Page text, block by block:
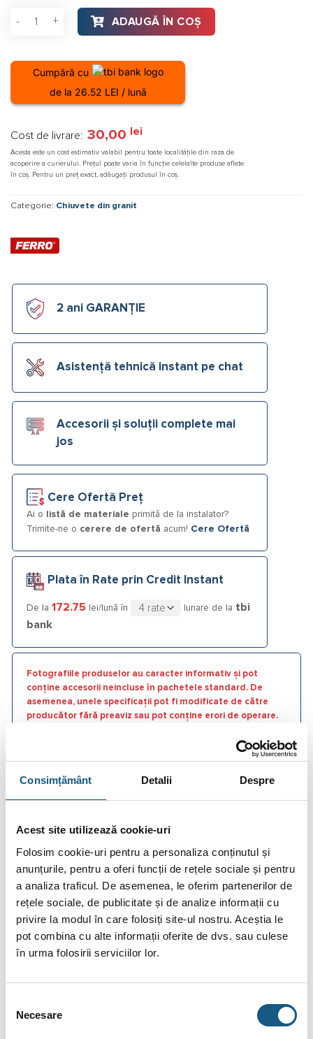
Consimțământ Detalii Despre
Acest site utilizează cookie-uri
Folosim cookie-uri pentru a personaliza conținutul și
anunțurile, pentru a oferi funcții de rețele sociale și pentru
a analiza traficul. De asemenea, le oferim partenerilor de
rețele sociale, de publicitate și de analize informații cu
privire la modul în care folosiți site-ul nostru. Aceștia le
pot combina cu alte informații oferite de dvs. sau culese
în urma folosirii serviciilor lor.
consimțământului
Necesare
Cantitate Chiuveta Ferro cu o cuva 58x48 cm, grafit
ADAUGĂ ÎN COȘ
Cumpără cu
de la 26.52 LEI / lună
Cost de livrare: 30,00 lei
Acesta este un cost estimativ valabil pentru toate localitățile din raza de
acoperire a curierului. Prețul poate varia în funcție celelalte produse aflate
în coș. Pentru un preț exact, adăugați produsul în coș.
Categorie: Chiuvete din granit
2 ani GARANȚIE
Asistență tehnică instant pe chat
Accesorii și soluții complete mai
jos
Cere Ofertă Preț
Ai o listă de materiale primită de la instalator?
Trimite-ne o cerere de ofertă acum! Cere Ofertă
Plata în Rate prin Credit Instant
De la 172.75 lei/lună în lunare de la tbi
bank
Fotografiile produselor au caracter informativ și pot
conține accesorii neincluse în pachetele standard. De
asemenea, unele specificații pot fi modificate de către
producător fără preaviz sau pot conține erori de operare.
DESCRIERE
INFORMAȚII SUPLIMENTARE
RECENZII (0)
FIȘIERE ATAȘATE
Chiuveta Ferro cu o cuva 58×48 cm, grafit
Descriere:
Forma speciala a chiuvetei lasa loc pentru o zona spatioasa a
bateriei si pentru butonul deschidere sifon. Chiuvetele de